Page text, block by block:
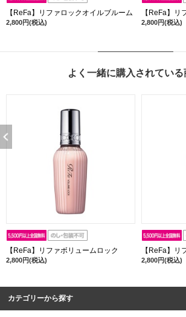
【ReFa】リファロックオイルブルーム
2,800円(税込)
【ReFa】リ
2,800円(税込)
よく一緒に購入されている
【ReFa】リファボリュームロック
2,800円(税込)
【ReFa】リ
2,800円(税込)
カテゴリーから探す